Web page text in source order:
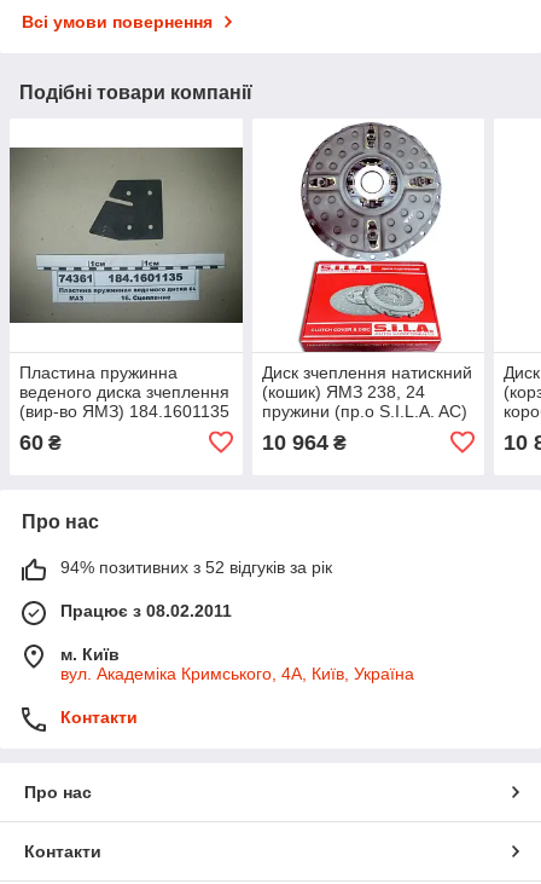
Всі умови повернення
Подібні товари компанії
Пластина пружинна
веденого диска зчеплення
(вир-во ЯМЗ) 184.1601135
60 ₴
Диск зчеплення натискний
(кошик) ЯМЗ 238, 24
пружини (пр.о S.I.L.A. AC)
10 964₴ 10
Про нас
94% позитивних з 52 відгуків за рік
Працює з 08.02.2011
м. Київ
вул. Академіка Кримського, 4А, Київ, Україна
Контакти
Про нас
Контакти